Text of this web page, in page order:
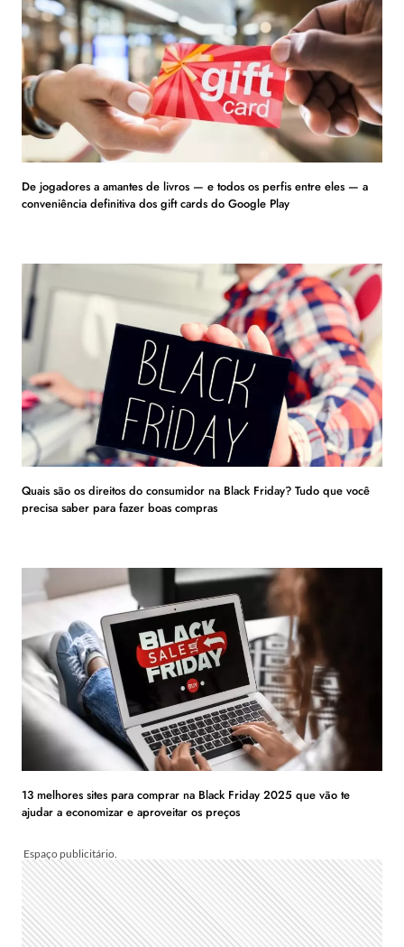
De jogadores a amantes de livros — e todos os perfis entre eles — a
conveniência definitiva dos gift cards do Google Play
Quais são os direitos do consumidor na Black Friday? Tudo que você
precisa saber para fazer boas compras
13 melhores sites para comprar na Black Friday 2025 que vão te
ajudar a economizar e aproveitar os preços